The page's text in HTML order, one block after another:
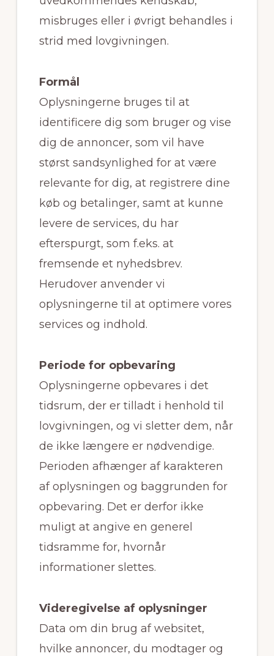
misbruges eller i øvrigt behandles i
strid med lovgivningen.
Formål
Oplysningerne bruges til at
identificere dig som bruger og vise
dig de annoncer, som vil have
størst sandsynlighed for at være
relevante for dig, at registrere dine
køb og betalinger, samt at kunne
levere de services, du har
efterspurgt, som f.eks. at
fremsende et nyhedsbrev.
Herudover anvender vi
oplysningerne til at optimere vores
services og indhold.
Periode for opbevaring
Oplysningerne opbevares i det
tidsrum, der er tilladt i henhold til
lovgivningen, og vi sletter dem, når
de ikke længere er nødvendige.
Perioden afhænger af karakteren
af oplysningen og baggrunden for
opbevaring. Det er derfor ikke
muligt at angive en generel
tidsramme for, hvornår
informationer slettes.
Videregivelse af oplysninger
Data om din brug af websitet,
hvilke annoncer, du modtager og